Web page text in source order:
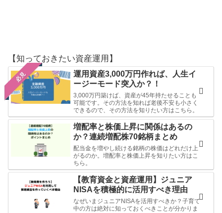
【知っておきたい資産運用】
必見
運用資産3,000万円作れば、人生イ
ージーモード突入か？！
3,000万円築けば、資産が45年持たせることも
可能です。その方法を知れば老後不安も小さく
できるので、その方法を知りたい方はこちら。
増配率と株価上昇に関係はあるの
か？連続増配株70銘柄まとめ
配当金を増やし続ける銘柄の株価はどれだけ上
がるのか。増配率と株価上昇を知りたい方はこ
ちら。
【教育資金と資産運用】ジュニア
NISAを積極的に活用すべき理由
なぜいまジュニアNISAを活用すべきか？子育て
中の方は絶対に知っておくべきことが分かりま